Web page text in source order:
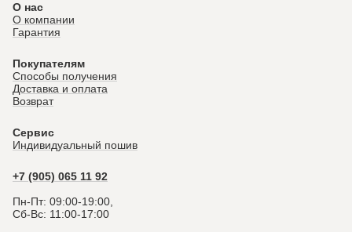
О нас
О компании
Гарантия
Покупателям
Способы получения
Доставка и оплата
Возврат
Сервис
Индивидуальный пошив
+7 (905) 065 11 92
Пн-Пт: 09:00-19:00,
Сб-Вс: 11:00-17:00